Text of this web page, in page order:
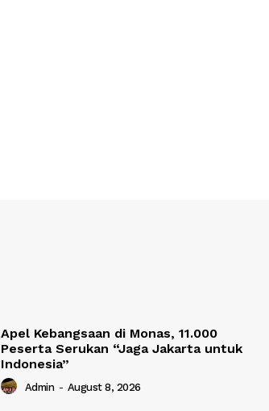
Apel Kebangsaan di Monas, 11.000
Peserta Serukan “Jaga Jakarta untuk
Indonesia”
Admin - August 8, 2026